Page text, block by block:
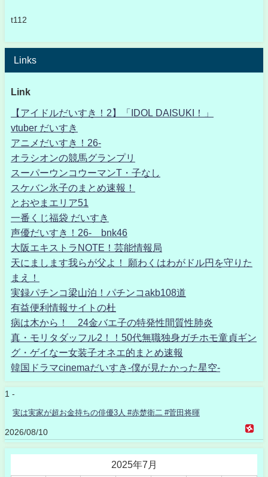
t112
Links
Link
【アイドルだいすき！2】「IDOL DAISUKI！」
vtuber だいすき
アニメだいすき！26-
オラシオンの競馬グランプリ
スーパーウンコウーマンT・子なし
スケバン氷子のまとめ速報！
とおやまエリア51
一番くじ福袋 だいすき
声優だいすき！26- bnk46
大阪エキストラNOTE！芸能情報局
天にまします我らが父よ！ 願わくはわがドル円を守りた
まえ！
実録パチンコ梁山泊！パチンコakb108道
有益便利情報サイトの杜
病は木から！ 24金バエ子の特発性間質性肺炎
真・モリタダッフル2！！50代無職独身ガチホモ童貞ギン
グ・ゲイなー女装子オネエ的まとめ速報
韓国ドラマcinemaだいすき-僕が見たかった星空-
1 -
実は実家が超お金持ちの俳優3人 #赤楚衛二 #菅田将暉
2026/08/10
2025年7月